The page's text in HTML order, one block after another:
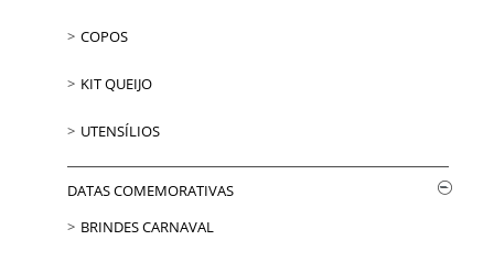
COPOS
KIT QUEIJO
UTENSÍLIOS
DATAS COMEMORATIVAS
BRINDES CARNAVAL